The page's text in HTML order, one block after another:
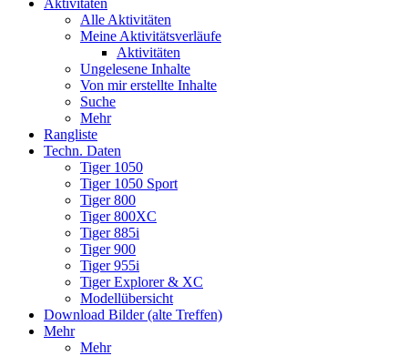
Alle Aktivitäten
Meine Aktivitätsverläufe
Aktivitäten
Ungelesene Inhalte
Von mir erstellte Inhalte
Suche
Mehr
Rangliste
Techn. Daten
Tiger 1050
Tiger 1050 Sport
Tiger 800
Tiger 800XC
Tiger 885i
Tiger 900
Tiger 955i
Tiger Explorer & XC
Modellübersicht
Download Bilder (alte Treffen)
Mehr
Mehr